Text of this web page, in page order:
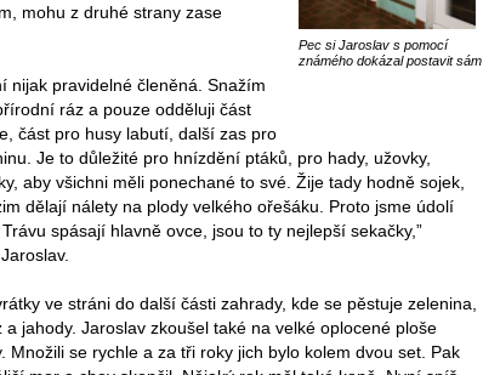
Pec si Jaroslav s pomocí
známého dokázal postavit sám
mohu z druhé strany zase
nijak pravidelné členěná. Snažím
ráz a pouze odděluji část
část pro husy labutí, další zas pro
Je to důležité pro hnízdění ptáků, pro hady, užovky,
aby všichni měli ponechané to své. Žije tady hodně sojek,
dělají nálety na plody velkého ořešáku. Proto jsme údolí
spásají hlavně ovce, jsou to ty nejlepší sekačky,”
ve stráni do další části zahrady, kde se pěstuje zelenina,
a jahody. Jaroslav zkoušel také na velké oplocené ploše
Množili se rychle a za tři roky jich bylo kolem dvou set. Pak